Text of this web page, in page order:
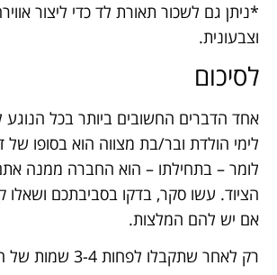
*ניתן גם לשכור תאורת לד כדי ליצור
וצבעונית.
לסיכום
אחד הדברים החשובים ביותר בכל הנוגע
לימי הולדת ובר/בת מצווה הוא בסופו של
לומר – בתחילתו – הוא החברה ממנה
הציוד. עשו סקר, בדקו בסביבתכם ושאלו
אם יש להם המלצות.
רק לאחר שתקבלו